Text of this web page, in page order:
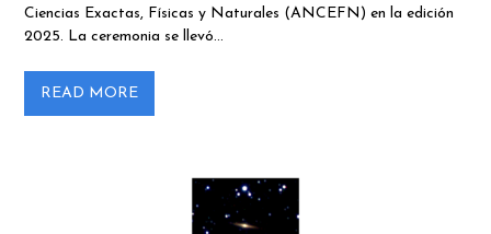
Ciencias Exactas, Físicas y Naturales (ANCEFN) en la edición
2025. La ceremonia se llevó…
READ MORE